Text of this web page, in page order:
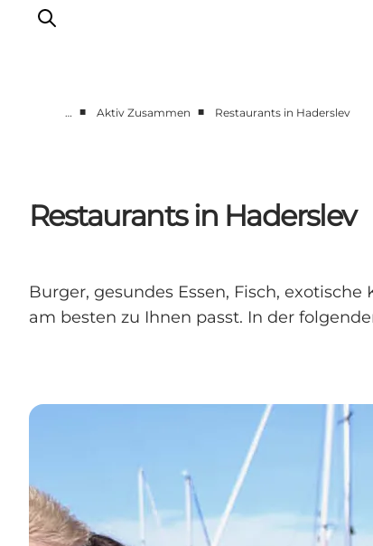
Natur
Übernachtung
Information
… ■ Aktiv Zusammen ■ Restaurants in Haderslev
Restaurants in Haderslev
Burger, gesundes Essen, Fisch,
am besten zu Ihnen passt. In der